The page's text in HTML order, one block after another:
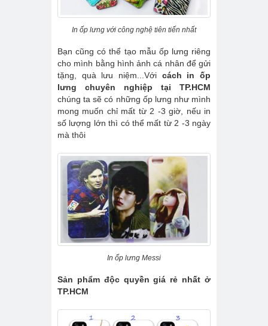
In ốp lưng với công nghệ tiên tiến nhất
Bạn cũng có thể tạo mẫu ốp lưng riêng
cho mình bằng hình ảnh cá nhân để gửi
tặng, quà lưu niệm...Với cách in ốp
lưng chuyên nghiệp tại TP.HCM
chúng ta sẽ có những ốp lưng như mình
mong muốn chỉ mất từ 2 -3 giờ, nếu in
số lượng lớn thì có thể mất từ 2 -3 ngày
mà thôi
In ốp lưng Messi
Sản phẩm độc quyền giá rẻ nhất ở
TP.HCM